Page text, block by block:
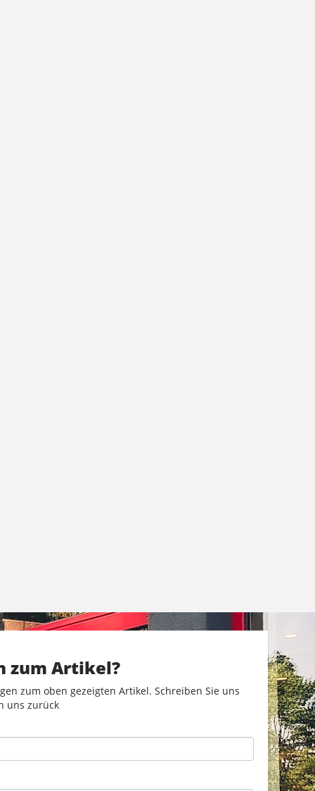
zum Artikel?
zum oben gezeigten Artikel. Schreiben Sie uns
uns zurück